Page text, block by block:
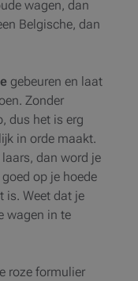
wagen, dan
Belgische, dan
gebeuren en laat
Zonder
dus het is erg
in orde maakt.
dan word je
op je hoede
is. Weet dat je
wagen in te
roze formulier